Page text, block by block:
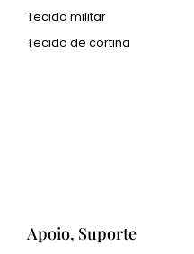
Tecido militar
Tecido de cortina
Apoio, Suporte